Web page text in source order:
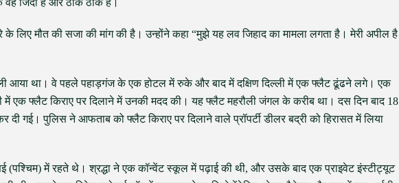
वह जिंदा है और ठीक ठाक है।
के लिए मौत की सजा की मांग की है। उन्होंने कहा “मुझे यह लव जिहाद का मामला लगता है। मेरी अपील है
आया था। वे पहले पहाड़गंज के एक होटल में रुके और बाद में दक्षिण दिल्ली में एक फ्लैट ढूंढने लगे। एक
में एक फ्लैट किराए पर दिलाने में उनकी मदद की। यह फ्लैट महरौली जंगल के करीब था। दस दिन बाद 18
दी गई। पुलिस ने आफताब को फ्लैट किराए पर दिलाने वाले प्रॉपर्टी डीलर बद्री को हिरासत में लिया
(पश्चिम) में रहते थे। श्रद्धा ने एक कॉन्वेंट स्कूल में पढ़ाई की थी, और उसके बाद एक प्राइवेट इंस्टीट्यूट